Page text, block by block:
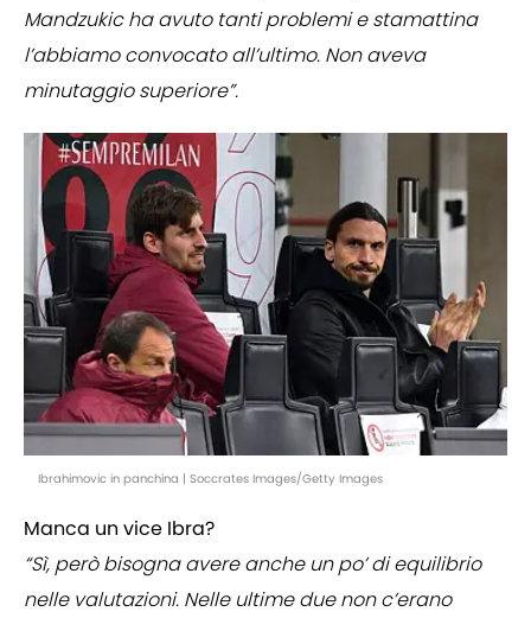
Mandzukic ha avuto tanti problemi e stamattina
l’abbiamo convocato all’ultimo. Non aveva
minutaggio superiore”.
Ibrahimovic in panchina | Soccrates Images/Getty Images
Manca un vice Ibra?
“Sì, però bisogna avere anche un po’ di equilibrio
nelle valutazioni. Nelle ultime due non c’erano